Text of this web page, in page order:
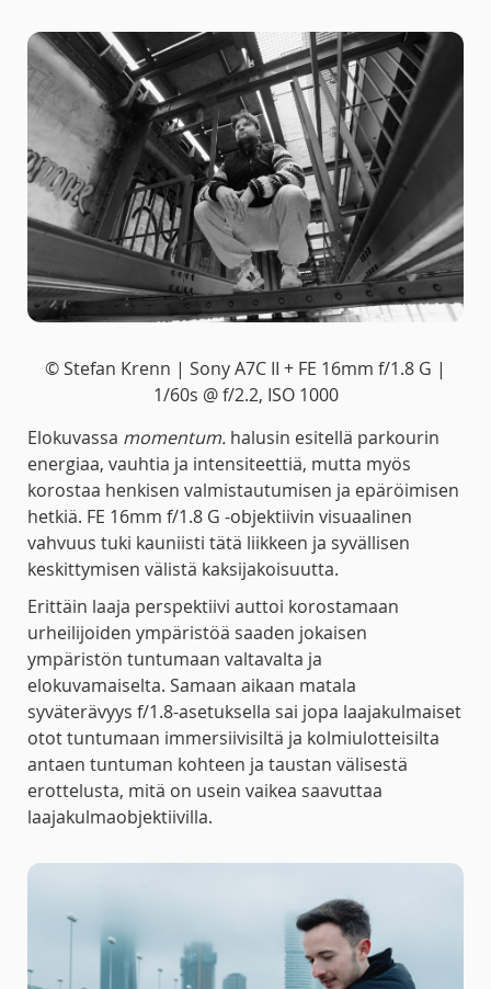
© Stefan Krenn | Sony A7C II + FE 16mm f/1.8 G |
1/60s @ f/2.2, ISO 1000
Elokuvassa momentum. halusin esitellä parkourin
energiaa, vauhtia ja intensiteettiä, mutta myös
korostaa henkisen valmistautumisen ja epäröimisen
hetkiä. FE 16mm f/1.8 G -objektiivin visuaalinen
vahvuus tuki kauniisti tätä liikkeen ja syvällisen
keskittymisen välistä kaksijakoisuutta.
Erittäin laaja perspektiivi auttoi korostamaan
urheilijoiden ympäristöä saaden jokaisen
ympäristön tuntumaan valtavalta ja
elokuvamaiselta. Samaan aikaan matala
syväterävyys f/1.8-asetuksella sai jopa laajakulmaiset
otot tuntumaan immersiivisiltä ja kolmiulotteisilta
antaen tuntuman kohteen ja taustan välisestä
erottelusta, mitä on usein vaikea saavuttaa
laajakulmaobjektiivilla.